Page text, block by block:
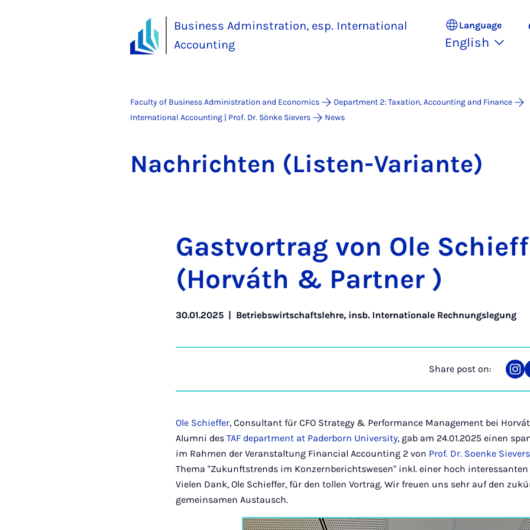
Business Adminstration, esp. International
Accounting
Language
English
Faculty of Business Administration and Economics
Department 2: Taxation, Accounting and Finance
International Accounting | Prof. Dr. Sönke Sievers
News
Na­chricht­en (Listen-Vari­ante)
Gastvor­trag von Ole
(Hor­váth & Part­ner )
30.01.2025 | Betriebswirtschaftslehre, insb. Internationale Rechnungslegung
Share post on:
on
Ole Schieffer, Consultant für CFO Strategy & Performance Management bei
Alumni desTAF department at Paderborn University, gab am 24.01.2025 einen
im Rahmen der Veranstaltung Financial Accounting 2 von Prof. Dr. Soenke Sievers
Thema "Zukunftstrends im Konzernberichtswesen" inkl. einer hoch
Vielen Dank, Ole Schieffer, für den tollen Vortrag. Wir freuen uns sehr auf den
gemeinsamen Austausch.